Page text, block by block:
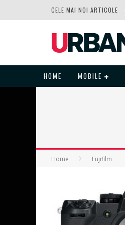
CELE MAI NOI ARTICOLE
HOME MOBILE
Home Fujifilm